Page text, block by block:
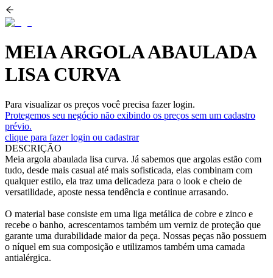
MEIA ARGOLA ABAULADA
LISA CURVA
Para visualizar os preços você precisa fazer login.
Protegemos seu negócio não exibindo os preços sem um cadastro
prévio.
clique para fazer login ou cadastrar
DESCRIÇÃO
Meia argola abaulada lisa curva. Já sabemos que argolas estão com
tudo, desde mais casual até mais sofisticada, elas combinam com
qualquer estilo, ela traz uma delicadeza para o look e cheio de
versatilidade, aposte nessa tendência e continue arrasando.
O material base consiste em uma liga metálica de cobre e zinco e
recebe o banho, acrescentamos também um verniz de proteção que
garante uma durabilidade maior da peça. Nossas peças não possuem
o níquel em sua composição e utilizamos também uma camada
antialérgica.